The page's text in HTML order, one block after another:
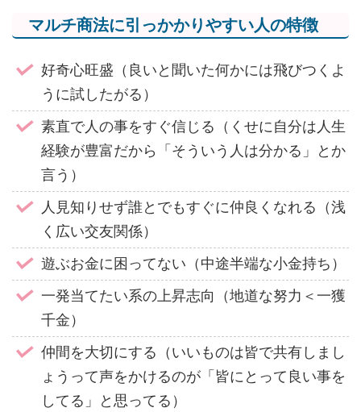
マルチ商法に引っかかりやすい人の特徴
好奇心旺盛（良いと聞いた何かには飛びつくよ
うに試したがる）
素直で人の事をすぐ信じる（くせに自分は人生
経験が豊富だから「そういう人は分かる」とか
言う）
人見知りせず誰とでもすぐに仲良くなれる（浅
く広い交友関係）
遊ぶお金に困ってない（中途半端な小金持ち）
一発当てたい系の上昇志向（地道な努力＜一獲
千金）
仲間を大切にする（いいものは皆で共有しまし
ょうって声をかけるのが「皆にとって良い事を
してる」と思ってる）